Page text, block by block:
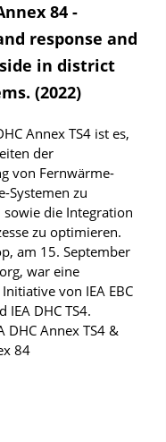
84 -
response and
in district
(2022)
Annex TS4 ist es,
der
von Fernwärme-
Systemen zu
die Integration
zu optimieren.
am 15. September
war eine
von IEA EBC
IEA DHC TS4.
DHC Annex TS4 &
84